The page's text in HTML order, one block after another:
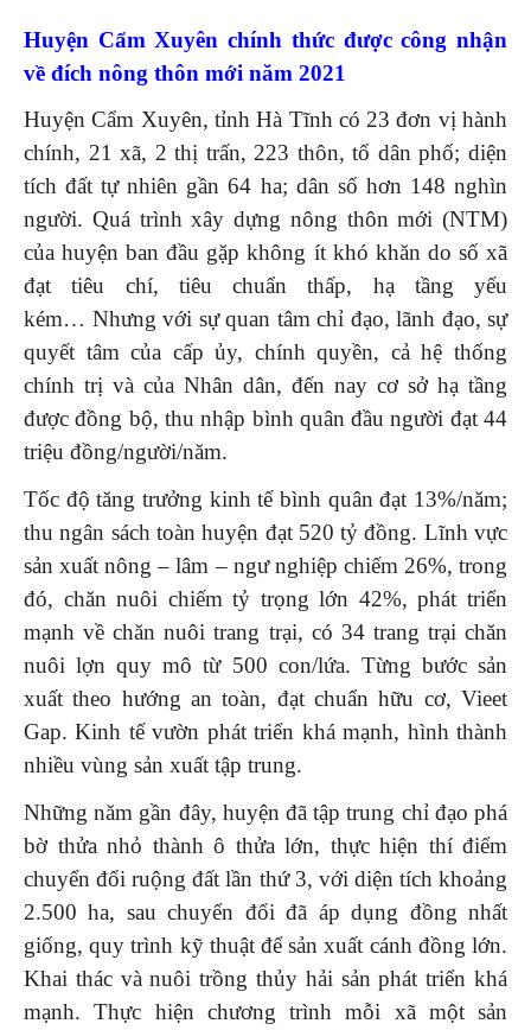
Huyện Cẩm Xuyên chính thức được công nhận
về đích nông thôn mới năm 2021
Huyện Cẩm Xuyên, tỉnh Hà Tĩnh có 23 đơn vị hành
chính, 21 xã, 2 thị trấn, 223 thôn, tổ dân phố; diện
tích đất tự nhiên gần 64 ha; dân số hơn 148 nghìn
người. Quá trình xây dựng nông thôn mới (NTM)
của huyện ban đầu gặp không ít khó khăn do số xã
đạt tiêu chí, tiêu chuẩn thấp, hạ tầng yếu
kém… Nhưng với sự quan tâm chỉ đạo, lãnh đạo, sự
quyết tâm của cấp ủy, chính quyền, cả hệ thống
chính trị và của Nhân dân, đến nay cơ sở hạ tầng
được đồng bộ, thu nhập bình quân đầu người đạt 44
triệu đồng/người/năm.
Tốc độ tăng trưởng kinh tế bình quân đạt 13%/năm;
thu ngân sách toàn huyện đạt 520 tỷ đồng. Lĩnh vực
sản xuất nông – lâm – ngư nghiệp chiếm 26%, trong
đó, chăn nuôi chiếm tỷ trọng lớn 42%, phát triển
mạnh về chăn nuôi trang trại, có 34 trang trại chăn
nuôi lợn quy mô từ 500 con/lứa. Từng bước sản
xuất theo hướng an toàn, đạt chuẩn hữu cơ, Vieet
Gap. Kinh tế vườn phát triển khá mạnh, hình thành
nhiều vùng sản xuất tập trung.
Những năm gần đây, huyện đã tập trung chỉ đạo phá
bờ thửa nhỏ thành ô thửa lớn, thực hiện thí điểm
chuyển đổi ruộng đất lần thứ 3, với diện tích khoảng
2.500 ha, sau chuyển đổi đã áp dụng đồng nhất
giống, quy trình kỹ thuật để sản xuất cánh đồng lớn.
Khai thác và nuôi trồng thủy hải sản phát triển khá
mạnh. Thực hiện chương trình mỗi xã một sản